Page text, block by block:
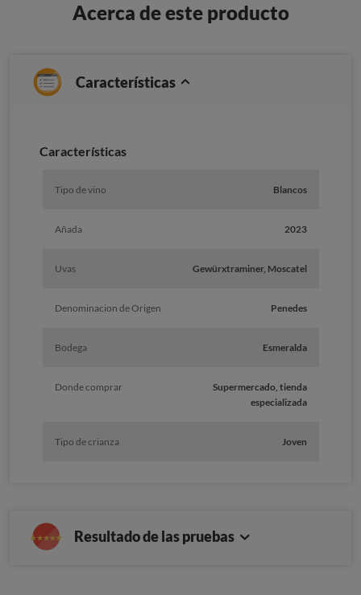
Acerca de este producto
Características
Caracterí­sticas
Tipo de vino Blancos
Añada 2023
Uvas Gewürxtraminer, Moscatel
Denominacion de Origen Penedes
Bodega Esmeralda
Donde comprar
Supermercado, tienda
especializada
Tipo de crianza Joven
Resultado de las pruebas